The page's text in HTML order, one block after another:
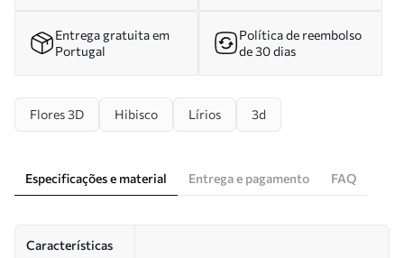
Entrega gratuita em
Portugal
Política de reembolso
de 30 dias
Flores 3D Hibisco Lírios 3d
Especificações e material Entrega e pagamento FAQ
Características